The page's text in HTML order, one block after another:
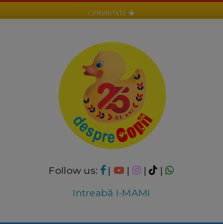
COMUNITATE
Follow us: | | |
|
Intreabă I-MAMI